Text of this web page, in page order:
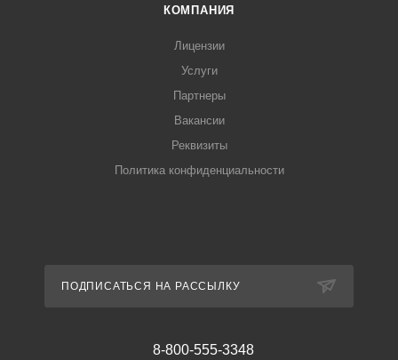
КОМПАНИЯ
Лицензии
Услуги
Партнеры
Вакансии
Реквизиты
Политика конфиденциальности
ПОДПИСАТЬСЯ НА РАССЫЛКУ
8-800-555-3348